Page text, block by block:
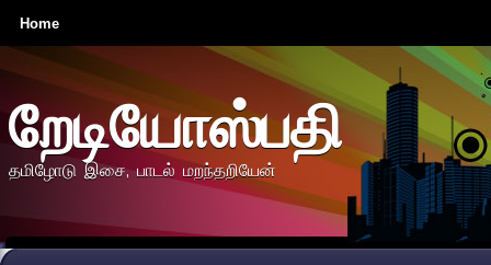
Home
றேடியோஸ்பதி
தமிழோடு இசை, பாடல் மறந்தறியேன்